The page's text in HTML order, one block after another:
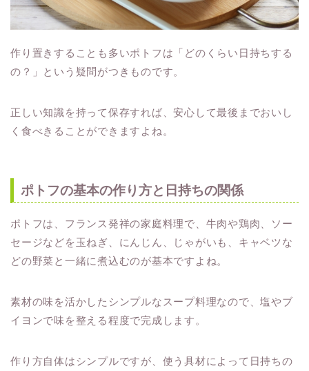
作り置きすることも多いポトフは「どのくらい日持ちする
の？」という疑問がつきものです。
正しい知識を持って保存すれば、安心して最後までおいし
く食べきることができますよね。
ポトフの基本の作り方と日持ちの関係
ポトフは、フランス発祥の家庭料理で、牛肉や鶏肉、ソー
セージなどを玉ねぎ、にんじん、じゃがいも、キャベツな
どの野菜と一緒に煮込むのが基本ですよね。
素材の味を活かしたシンプルなスープ料理なので、塩やブ
イヨンで味を整える程度で完成します。
作り方自体はシンプルですが、使う具材によって日持ちの